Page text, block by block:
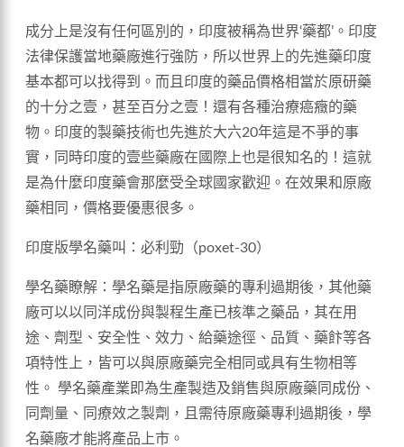
成分上是沒有任何區別的，印度被稱為世界‘藥都’。印度
法律保護當地藥廠進行強防，所以世界上的先進藥印度
基本都可以找得到。而且印度的藥品價格相當於原研藥
的十分之壹，甚至百分之壹！還有各種治療癌癥的藥
物。印度的製藥技術也先進於大六20年這是不爭的事
實，同時印度的壹些藥廠在國際上也是很知名的！這就
是為什麼印度藥會那麼受全球國家歡迎。在效果和原廠
藥相同，價格要優惠很多。
印度版學名藥叫：必利勁（poxet-30）
學名藥瞭解：學名藥是指原廠藥的專利過期後，其他藥
廠可以以同洋成份與製程生產已核準之藥品，其在用
途、劑型、安全性、效力、給藥途徑、品質、藥飰等各
項特性上，皆可以與原廠藥完全相同或具有生物相等
性。 學名藥產業即為生產製造及銷售與原廠藥同成份、
同劑量、同療效之製劑，且需待原廠藥專利過期後，學
名藥廠才能將產品上市。